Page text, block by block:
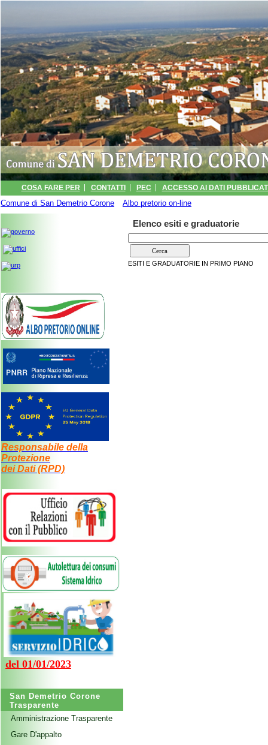
COSA FARE PER CONTATTI PEC
ACCESSO AI DATI
INFORMATIVA
ARCHIVIO EVENTI PORTALE
Comune di San Demetrio Corone Albo pretorio on-line
Responsabile della
Protezione
dei Dati (RPD)
del 01/01/2023
San Demetrio Corone
Trasparente
Amministrazione Trasparente
Gare D'appalto
Elenco esiti e graduatorie
ESITI E GRADUATORIE IN PRIMO PIANO